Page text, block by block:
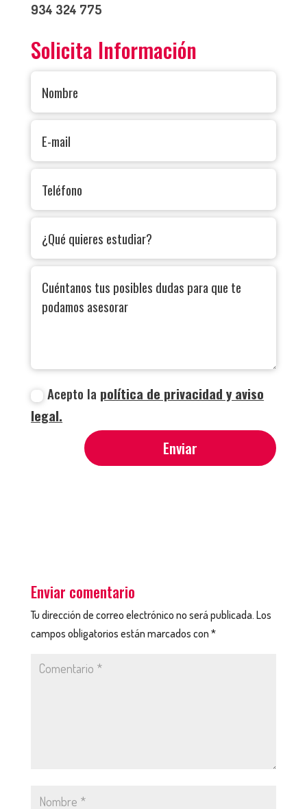
934 324 775
Solicita Información
Acepto la política de privacidad y aviso
legal.
Enviar
Enviar comentario
Tu dirección de correo electrónico no será publicada. Los
campos obligatorios están marcados con *